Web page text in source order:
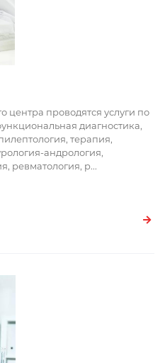
центра проводятся услуги по
диагностика,
терапия,
андрология,
ревматология, р...